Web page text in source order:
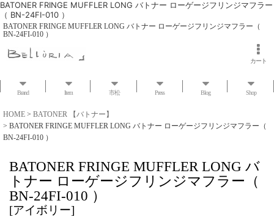
BATONER FRINGE MUFFLER LONG バトナー ローゲージフリンジマフラー
（ BN-24FI-010 ）
BATONER FRINGE MUFFLER LONG バトナー ローゲージフリンジマフラー（
BN-24FI-010 ）
カート
Brand Item 市松 Press Blog Shop
HOME > BATONER 【バトナー】
> BATONER FRINGE MUFFLER LONG バトナー ローゲージフリンジマフラー（
BN-24FI-010 ）
BATONER FRINGE MUFFLER LONG バ
トナー ローゲージフリンジマフラー（
BN-24FI-010 ）
[アイボリー]